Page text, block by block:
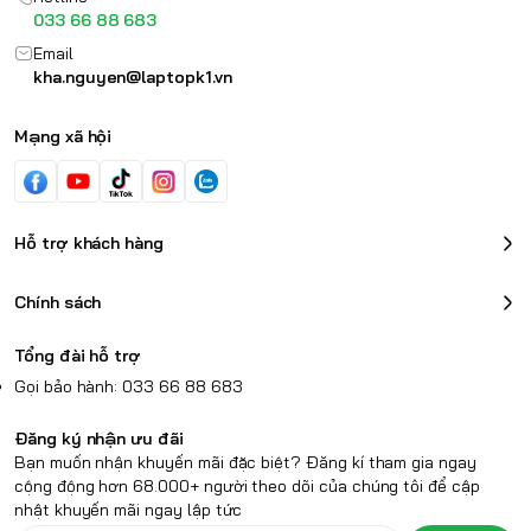
trọng lượng khá nhẹ, giúp người dùng dễ dàng mang
theo và sử dụng mọi lúc, mọi nơi.
Màn hình WQXGA+
sắc nét
Acer Predator Helios Neo 14
nổi bật với màn hình
Pin
Power Adapter
Trọng lượng
Vỏ
033 66 88 683
Email
kha.nguyen@laptopk1.vn
Mạng xã hội
Hỗ trợ khách hàng
Chính sách
Tổng đài hỗ trợ
Gọi bảo hành: 033 66 88 683
Đăng ký nhận ưu đãi
Bạn muốn nhận khuyến mãi đặc biệt? Đăng kí tham gia ngay
cộng động hơn 68.000+ người theo dõi của chúng tôi để cập
nhật khuyến mãi ngay lập tức